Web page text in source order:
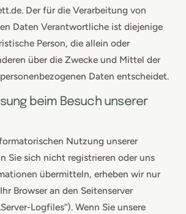
Der für die Verarbeitung von
Daten Verantwortliche ist diejenige
Person, die allein oder
über die Zwecke und Mittel der
Daten entscheidet.
beim Besuch unserer
Nutzung unserer
Sie sich nicht registrieren oder uns
übermitteln, erheben wir nur
Browser an den Seitenserver
Logfiles“). Wenn Sie unsere